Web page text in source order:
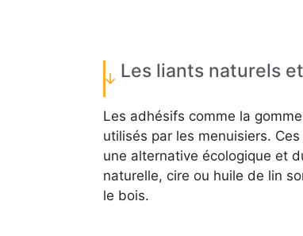
Les liants naturels
Les adhésifs comme la
utilisés par les menuisiers.
une alternative écologique et
naturelle, cire ou huile de lin
le bois.